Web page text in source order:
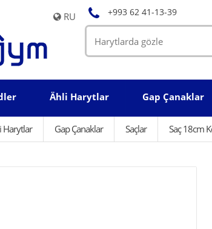
RU +993 62 41-13-39
Ähli Harytlar Gap Çanaklar
Harytlar Gap Çanaklar Saçlar Saç 18cm